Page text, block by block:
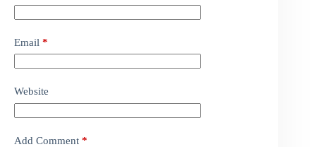
Email *
Website
Add Comment *